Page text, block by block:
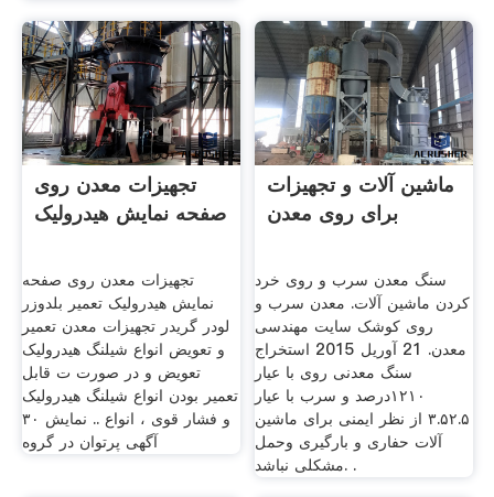
تجهیزات معدن روی
صفحه نمایش هیدرولیک
تجهیزات معدن روی صفحه
نمایش هیدرولیک تعمیر بلدوزر
لودر گریدر تجهیزات معدن تعمیر
و تعویض انواع شیلنگ هیدرولیک
تعویض و در صورت ت قابل
تعمیر بودن انواع شیلنگ هیدرولیک
و فشار قوی ، انواع .. نمایش ۳۰
آگهی پرتوان در گروه
ماشین آلات و تجهیزات
برای روی معدن
سنگ معدن سرب و روی خرد
کردن ماشین آلات. معدن سرب و
روی کوشک سایت مهندسی
معدن. 21 آوريل 2015 استخراج
سنگ معدنی روی با عیار
۱۲۱۰درصد و سرب با عیار
۳.۵۲.۵ از نظر ایمنی برای ماشین
آلات حفاری و بارگیری وحمل
مشکلی نباشد. .